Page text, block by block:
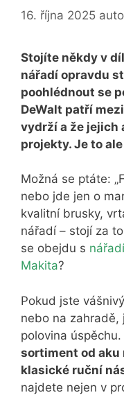
16. října 2025
Stojíte někdy v
nářadí opravdu
poohlédnout se
DeWalt patří
vydrží a že jejich
projekty. Je to
Možná se ptáte:
nebo jde jen o
kvalitní brusky,
nářadí – stojí za
se obejdu s
Makita?
Pokud jste
nebo na zahradě,
polovina úspěchu.
sortiment od aku
klasické ruční
najdete nejen v